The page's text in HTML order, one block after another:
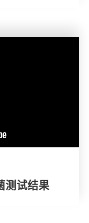
测试结果